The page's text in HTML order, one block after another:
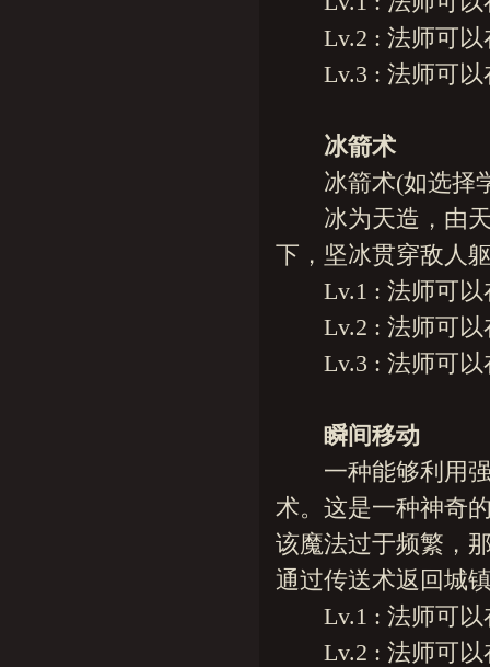
Lv.2 : 法师可以
Lv.3 : 法师可以
冰箭术
冰箭术(如选择学
冰为天造，由天
下，坚冰贯穿敌人
Lv.1 : 法师可以
Lv.2 : 法师可以
Lv.3 : 法师可以
瞬间移动
一种能够利用强
术。这是一种神奇
该魔法过于频繁，
通过传送术返回城
Lv.1 : 法师可以
Lv.2 : 法师可以